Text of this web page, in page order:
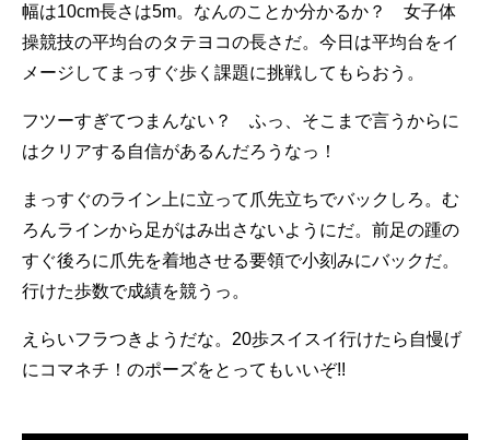
幅は10cm長さは5m。なんのことか分かるか？ 女子体
操競技の平均台のタテヨコの長さだ。今日は平均台をイ
メージしてまっすぐ歩く課題に挑戦してもらおう。
フツーすぎてつまんない？ ふっ、そこまで言うからに
はクリアする自信があるんだろうなっ！
まっすぐのライン上に立って爪先立ちでバックしろ。む
ろんラインから足がはみ出さないようにだ。前足の踵の
すぐ後ろに爪先を着地させる要領で小刻みにバックだ。
行けた歩数で成績を競うっ。
えらいフラつきようだな。20歩スイスイ行けたら自慢げ
にコマネチ！のポーズをとってもいいぞ!!